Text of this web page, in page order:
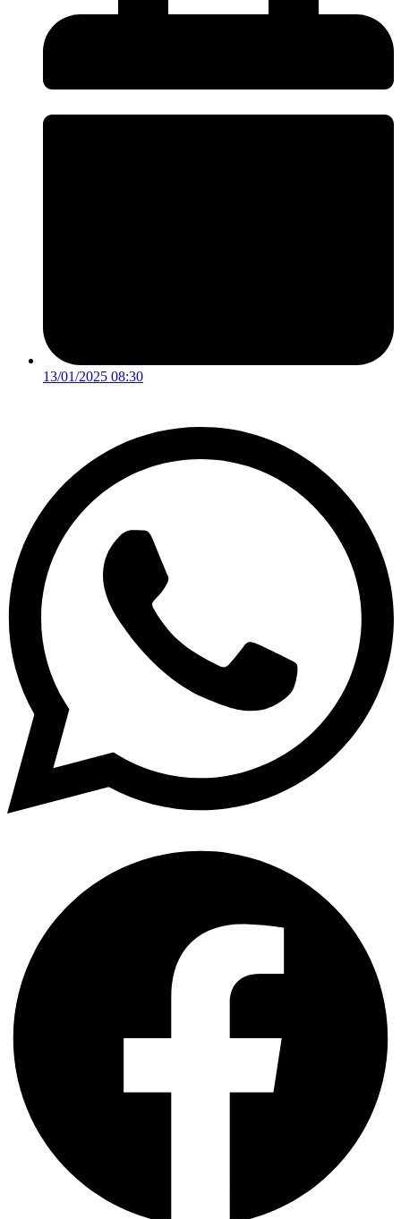
13/01/2025 08:30